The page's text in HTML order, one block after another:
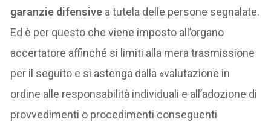
garanzie difensive a tutela delle persone segnalate.
Ed è per questo che viene imposto all’organo
accertatore affinché si limiti alla mera trasmissione
per il seguito e si astenga dalla «valutazione in
ordine alle responsabilità individuali e all’adozione di
provvedimenti o procedimenti conseguenti